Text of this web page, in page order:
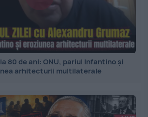
80 de ani: ONU, pariul Infantino și
arhitecturii multilaterale